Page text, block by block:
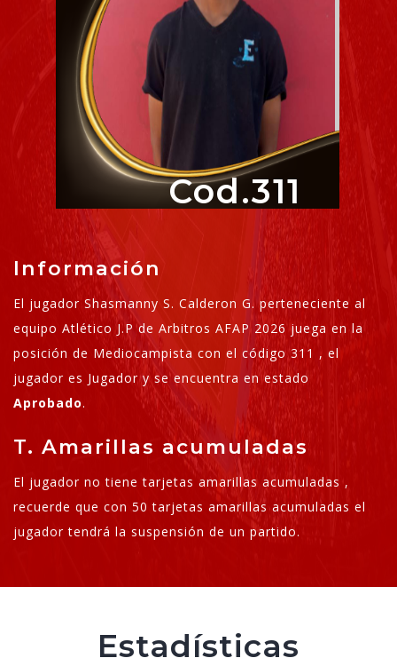
Cod.311
Información
El jugador Shasmanny S. Calderon G. perteneciente al
equipo Atlético J.P de Arbitros AFAP 2026 juega en la
posición de Mediocampista con el código 311 , el
jugador es Jugador y se encuentra en estado
Aprobado.
T. Amarillas acumuladas
El jugador no tiene tarjetas amarillas acumuladas ,
recuerde que con 50 tarjetas amarillas acumuladas el
jugador tendrá la suspensión de un partido.
Estadísticas